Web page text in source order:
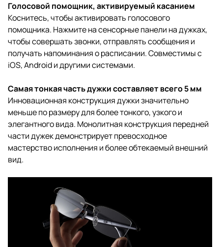
Голосовой помощник, активируемый касанием
Коснитесь, чтобы активировать голосового
помощника. Нажмите на сенсорные панели на дужках,
чтобы совершать звонки, отправлять сообщения и
получать напоминания о расписании. Совместимы с
iOS, Android и другими системами.
Самая тонкая часть дужки составляет всего 5 мм
Инновационная конструкция дужки значительно
меньше по размеру для более тонкого, узкого и
элегантного вида. Монолитная конструкция передней
части дужек демонстрирует превосходное
мастерство исполнения и более обтекаемый внешний
вид.